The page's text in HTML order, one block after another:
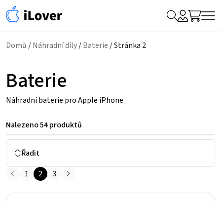
Hledat
My
Domů /Náhradní díly/Baterie / Stránka 2
Baterie
Náhradní baterie pro Apple iPhone
Nalezeno54 produktů
Řadit
1
2 3